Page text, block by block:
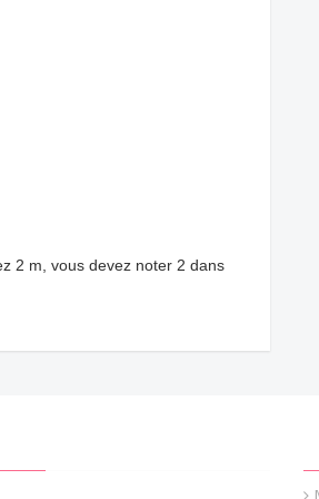
2 m, vous devez noter 2 dans